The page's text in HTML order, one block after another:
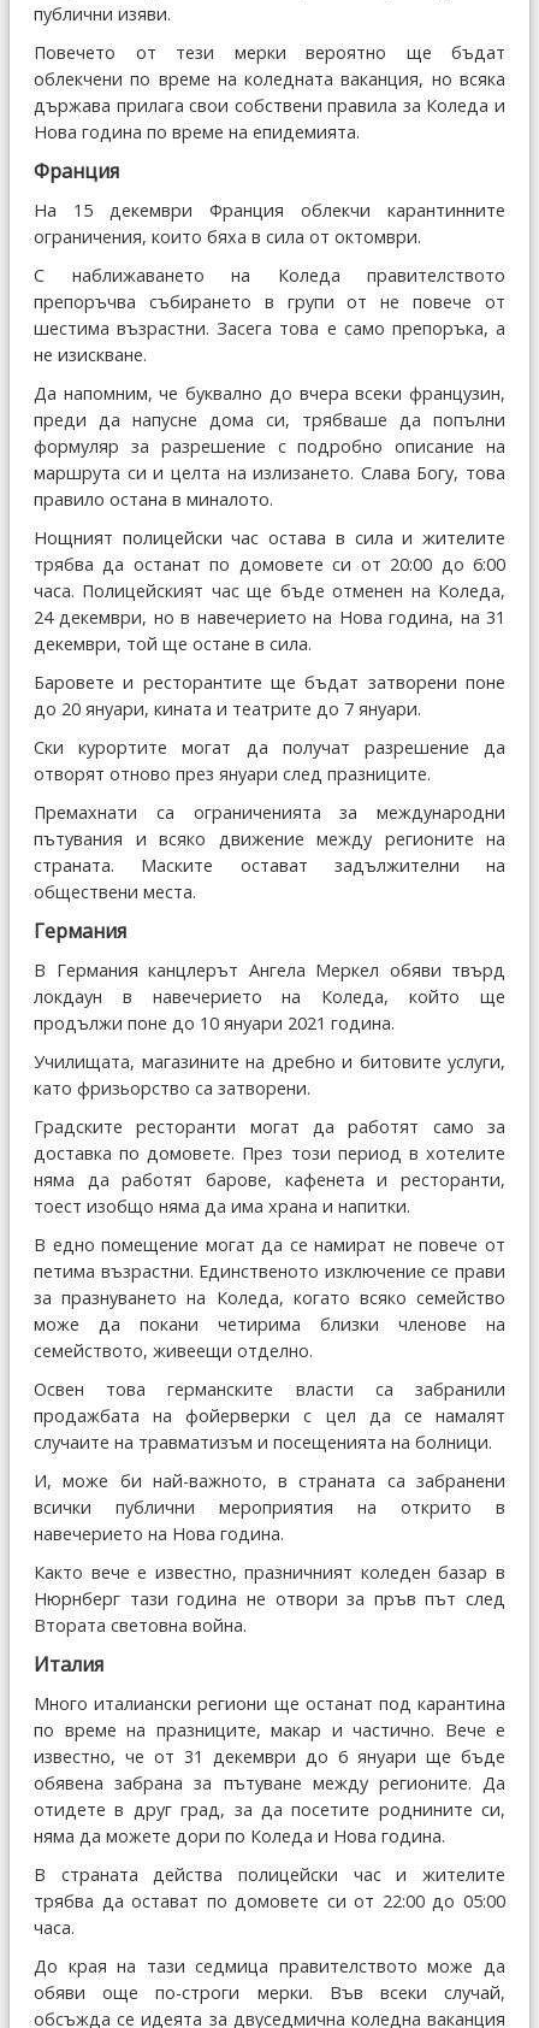
публични изяви.
Повечето от тези мерки вероятно ще бъдат
облекчени по време на коледната ваканция, но всяка
държава прилага свои собствени правила за Коледа и
Нова година по време на епидемията.
Франция
На 15 декември Франция облекчи карантинните
ограничения, които бяха в сила от октомври.
С наближаването на Коледа правителството
препоръчва събирането в групи от не повече от
шестима възрастни. Засега това е само препоръка, а
не изискване.
Да напомним, че буквално до вчера всеки французин,
преди да напусне дома си, трябваше да попълни
формуляр за разрешение с подробно описание на
маршрута си и целта на излизането. Слава Богу, това
правило остана в миналото.
Нощният полицейски час остава в сила и жителите
трябва да останат по домовете си от 20:00 до 6:00
часа. Полицейският час ще бъде отменен на Коледа,
24 декември, но в навечерието на Нова година, на 31
декември, той ще остане в сила.
Баровете и ресторантите ще бъдат затворени поне
до 20 януари, кината и театрите до 7 януари.
Ски курортите могат да получат разрешение да
отворят отново през януари след празниците.
Премахнати са ограниченията за международни
пътувания и всяко движение между регионите на
страната. Маските остават задължителни на
обществени места.
Германия
В Германия канцлерът Ангела Меркел обяви твърд
локдаун в навечерието на Коледа, който ще
продължи поне до 10 януари 2021 година.
Училищата, магазините на дребно и битовите услуги,
като фризьорство са затворени.
Градските ресторанти могат да работят само за
доставка по домовете. През този период в хотелите
няма да работят барове, кафенета и ресторанти,
тоест изобщо няма да има храна и напитки.
В едно помещение могат да се намират не повече от
петима възрастни. Единственото изключение се прави
за празнуването на Коледа, когато всяко семейство
може да покани четирима близки членове на
семейството, живеещи отделно.
Освен това германските власти са забранили
продажбата на фойерверки с цел да се намалят
случаите на травматизъм и посещенията на болници.
И, може би най-важното, в страната са забранени
всички публични мероприятия на открито в
навечерието на Нова година.
Както вече е известно, празничният коледен базар в
Нюрнберг тази година не отвори за пръв път след
Втората световна война.
Италия
Много италиански региони ще останат под карантина
по време на празниците, макар и частично. Вече е
известно, че от 31 декември до 6 януари ще бъде
обявена забрана за пътуване между регионите. Да
отидете в друг град, за да посетите роднините си,
няма да можете дори по Коледа и Нова година.
В страната действа полицейски час и жителите
трябва да остават по домовете си от 22:00 до 05:00
часа.
До края на тази седмица правителството може да
обяви още по-строги мерки. Във всеки случай,
обсъжда се идеята за двуседмична коледна ваканция